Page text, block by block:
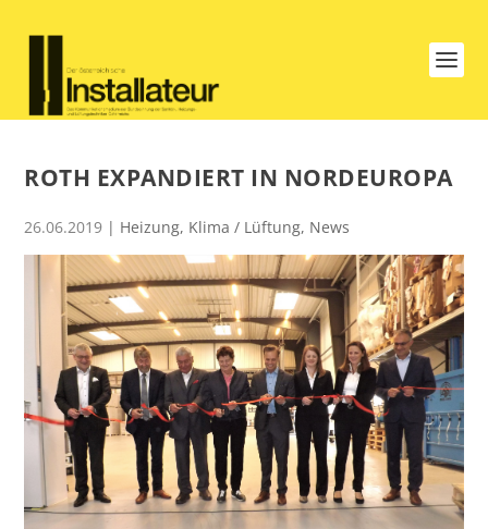
ROTH EXPANDIERT IN NORDEUROPA
26.06.2019 | Heizung, Klima / Lüftung, News